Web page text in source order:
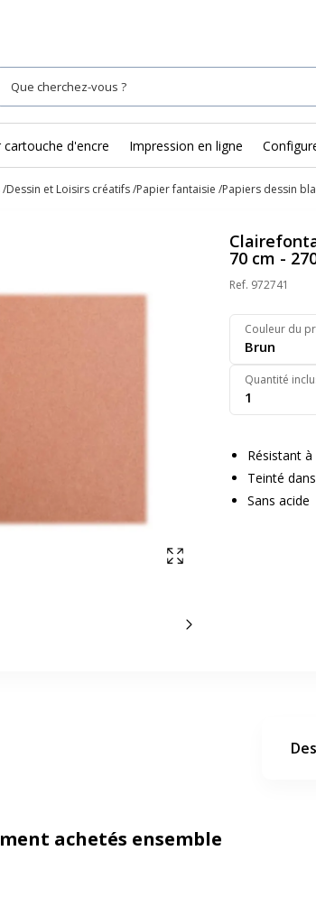
cartouche d'encre Impression en ligne
Dessin et Loisirs créatifs Papier fantaisie Papiers dessin
Afficher en plein
Slide suivant
70 cm -
Ref. 972741
Couleur du
Brun
Quantité
1
Résistant
Teinté
Sans acide
achetés ensemble